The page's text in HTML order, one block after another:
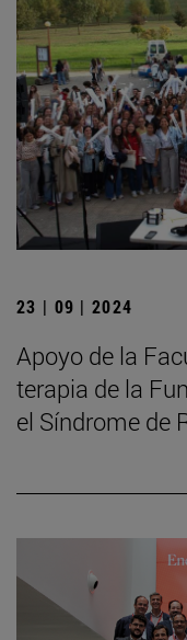
23 | 09 | 2024
Apoyo de la
terapia de la
el Síndrome de